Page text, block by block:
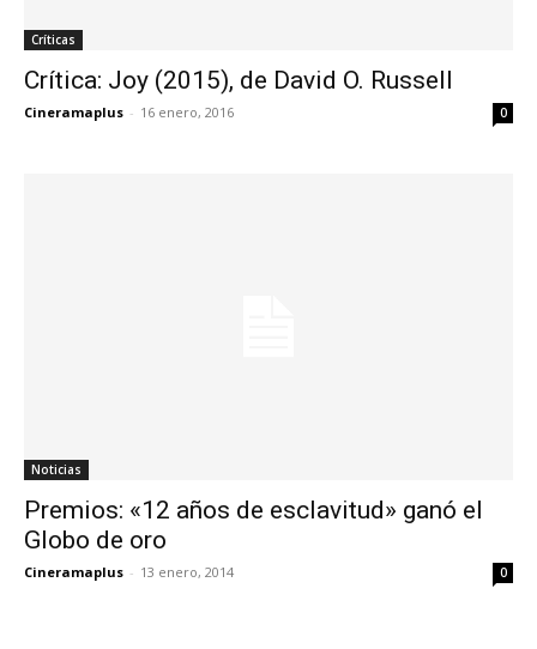
Críticas
Crítica: Joy (2015), de David O. Russell
Cineramaplus - 16 enero, 2016 0
Noticias
Premios: «12 años de esclavitud» ganó el
Globo de oro
Cineramaplus - 13 enero, 2014 0